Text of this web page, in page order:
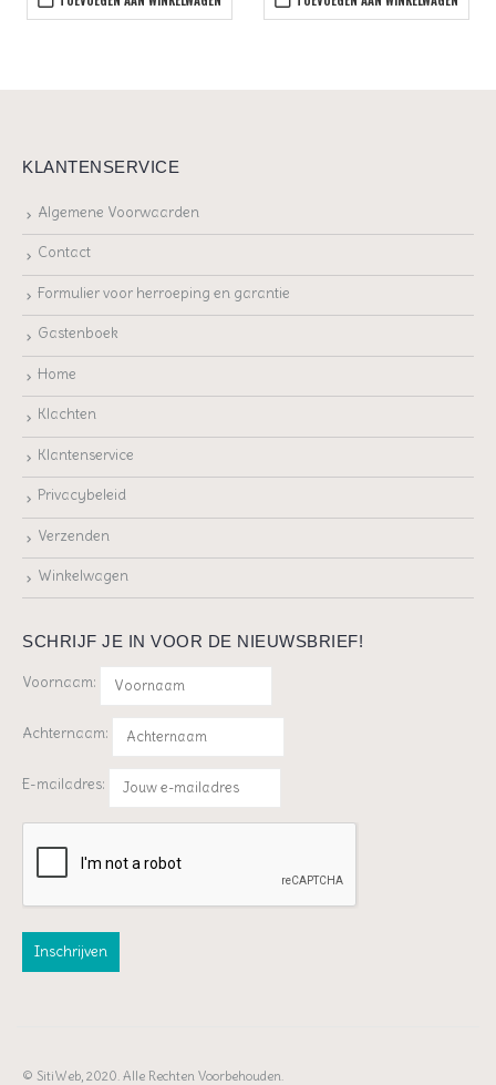
KLANTENSERVICE
Algemene Voorwaarden
Contact
Formulier voor herroeping en garantie
Gastenboek
Home
Klachten
Klantenservice
Privacybeleid
Verzenden
Winkelwagen
SCHRIJF JE IN VOOR DE NIEUWSBRIEF!
Voornaam:
Achternaam:
E-mailadres:
© SitiWeb, 2020. Alle Rechten Voorbehouden.